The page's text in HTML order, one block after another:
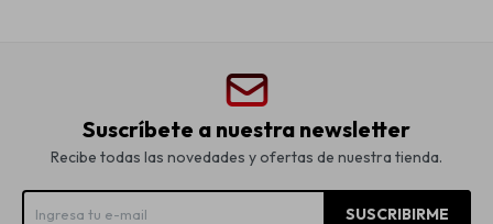
Suscríbete a nuestra newsletter
Recibe todas las novedades y ofertas de nuestra tienda.
SUSCRIBIRME